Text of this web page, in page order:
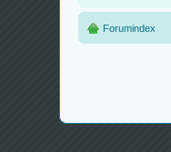
Forumindex